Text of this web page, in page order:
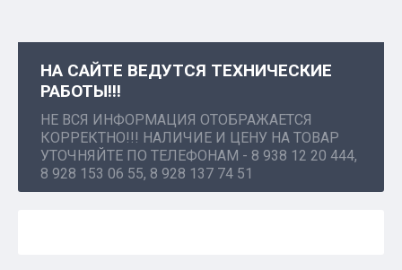
НА САЙТЕ ВЕДУТСЯ ТЕХНИЧЕСКИЕ
РАБОТЫ!!!
НЕ ВСЯ ИНФОРМАЦИЯ ОТОБРАЖАЕТСЯ
КОРРЕКТНО!!! НАЛИЧИЕ И ЦЕНУ НА ТОВАР
УТОЧНЯЙТЕ ПО ТЕЛЕФОНАМ - 8 938 12 20 444,
8 928 153 06 55, 8 928 137 74 51